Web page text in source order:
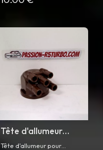
Tête d'allumeur
pour R5 Turbo
Tête d'allumeur pour